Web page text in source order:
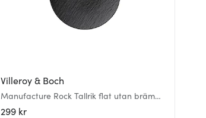
Villeroy & Boch
Manufacture Rock Tallrik flat utan bräm
25 cm Svart
299 kr